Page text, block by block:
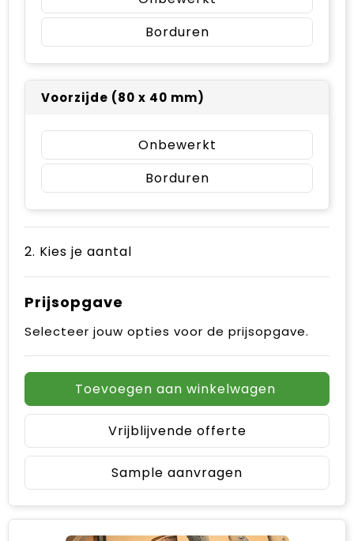
Borduren
Voorzijde (80 x 40 mm)
Onbewerkt
Borduren
2. Kies je aantal
Prijsopgave
Selecteer jouw opties voor de prijsopgave.
Toevoegen aan winkelwagen
Vrijblijvende offerte
Sample aanvragen